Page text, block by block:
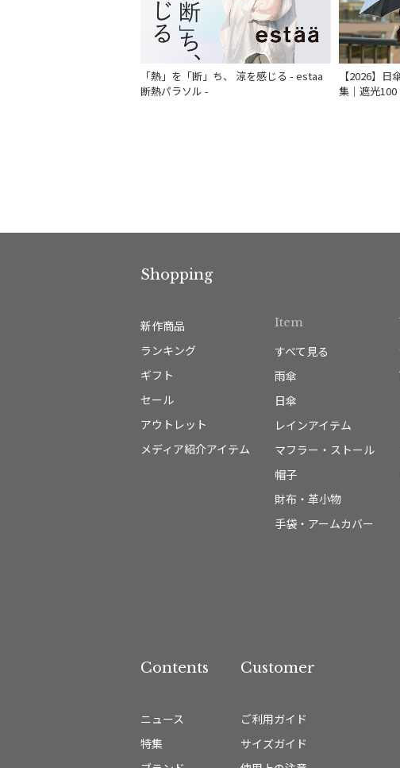
「熱」を「断」ち、 涼を感じる - estaa
断熱パラソル -
【2026】
集｜遮光100
Shopping
新作商品
ランキング
ギフト
セール
アウトレット
メディア紹介アイテム
Item
すべて見る
雨傘
日傘
レインアイテム
マフラー・ストール
帽子
財布・革小物
手袋・アームカバー
Contents
ニュース
特集
Customer
ご利用ガイド
サイズガイド